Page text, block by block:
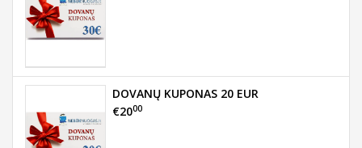
DOVANŲ KUPONAS 20 EUR
€2000